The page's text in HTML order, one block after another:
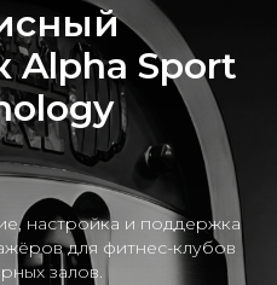
Alpha Sport
настройка и поддержка
для фитнес-клубов
залов.